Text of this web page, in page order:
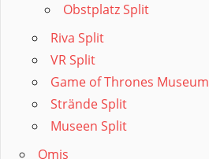
Obstplatz Split
Riva Split
VR Split
Game of Thrones Museum
Strände Split
Museen Split
Omis